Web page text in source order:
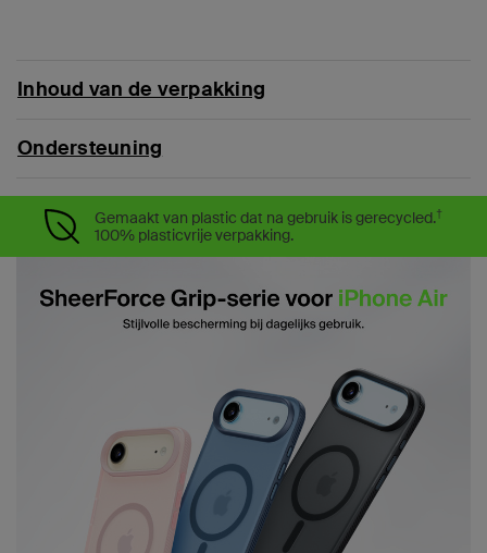
Inhoud van de verpakking
Ondersteuning
Gemaakt van plastic dat na gebruik is gerecycled.†
100% plasticvrije verpakking.